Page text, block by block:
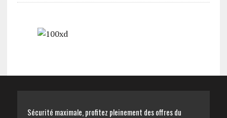
Sécurité maximale, profitez pleinement des offres du